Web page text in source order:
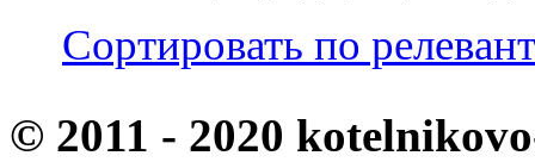
Сортировать по
© 2011 - 2020